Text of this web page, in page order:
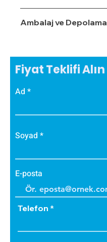
Ambalaj ve Depolama
Fiyat Teklifi Alın
Ad
Soyad
E-posta
Telefon